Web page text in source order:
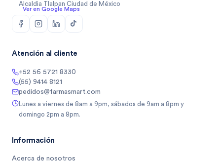
Alcaldia Tlalpan Ciudad de México
Ver en Google Maps
Atención al cliente
+52 56 5721 8330
(55) 9414 8121
pedidos@farmasmart.com
Lunes a viernes de 8am a 9pm, sábados de 9am a 8pm y
domingo 2pm a 8pm.
Información
Acerca de nosotros